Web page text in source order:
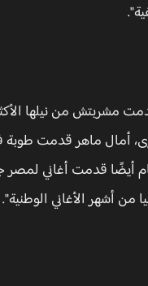
من نيلها الأكثر
أمال ماهر قدمت طوبة
أيضًا قدمت أغاني لمصر
الأغاني الوطنية".